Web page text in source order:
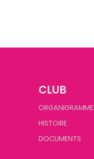
CLUB
ORGANIGRAMME
HISTOIRE
DOCUMENTS